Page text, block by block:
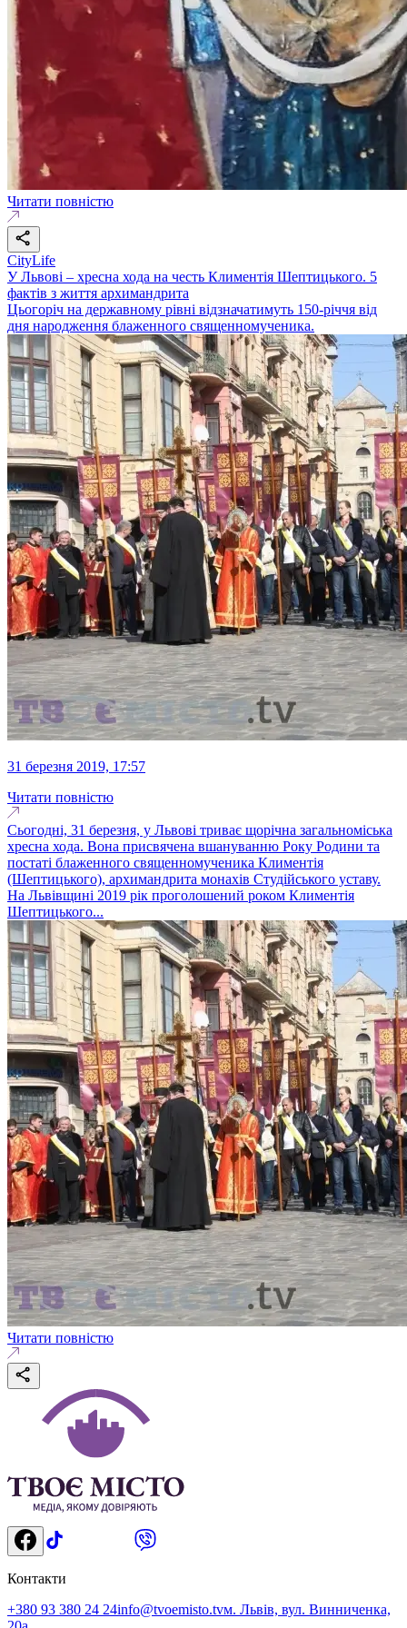
Читати повністю
CityLife
У Львові – хресна хода на честь Климентія Шептицького. 5
фактів з життя архимандрита
Цьогоріч на державному рівні відзначатимуть 150-річчя від
дня народження блаженного священномученика.
31 березня 2019, 17:57
Читати повністю
Сьогодні, 31 березня, у Львові триває щорічна загальноміська
хресна хода. Вона присвячена вшануванню Року Родини та
постаті блаженного священномученика Климентія
(Шептицького), архимандрита монахів Студійського уставу.
На Львівщині 2019 рік проголошений роком Климентія
Шептицького...
Читати повністю
Контакти
+380 93 380 24 24info@tvoemisto.tvм. Львів, вул. Винниченка,